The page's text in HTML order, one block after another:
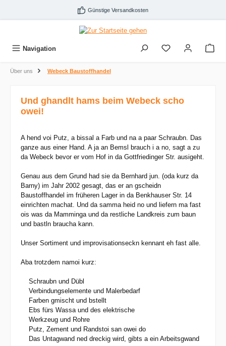
Zum Hauptinhalt springen Günstige Versandkosten
Navigation
Über uns Webeck Baustoffhandel
Und ghandlt hams beim Webeck scho
owei!
A hend voi Putz, a bissal a Farb und na a paar Schraubn. Das
ganze aus einer Hand. A ja an Bemsl brauch i a no, sagt a zu
da Webeck bevor er vom Hof in da Gottfriedinger Str. ausigeht.
Genau aus dem Grund had sie da Bernhard jun. (oda kurz da
Barny) im Jahr 2002 gesagt, das er an gscheidn
Baustoffhandel im früheren Lager in da Benkhauser Str. 14
einrichten machat. Und da samma heid no und liefern ma fast
ois was da Mamminga und da restliche Landkreis zum baun
und bastln braucha kann.
Unser Sortiment und improvisationseckn kennant eh fast alle.
Aba trotzdem namoi kurz:
Schraubn und Dübl
Verbindungselemente und Malerbedarf
Farben gmischt und bstellt
Ebs fürs Wassa und des elektrische
Werkzeug und Rohre
Putz, Zement und Randstoi san owei do
Das Untagwand ned dreckig wird, gibts a ein Arbeitsgwand